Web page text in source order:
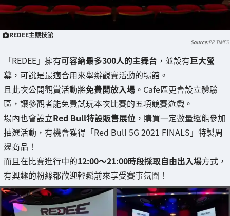
REDEE主競技館
PR TIMES
「REDEE」擁有可容納最多300人的主舞台 ，並設有巨大螢
幕 ，可說是最適合用來舉辦觀賽活動的場館。
且此次公開觀賞活動將免費開放入場 。Cafe區更會設立體驗
區，讓參觀者能免費試玩本次比賽的五項競賽遊戲。
場內也會設立Red Bull特設販售展位 ，購買一定數量還能參加
抽選活動，有機會獲得「Red Bull 5G 2021 FINALS」特製周
邊商品！
而且在比賽進行中的12:00～21:00時段採取自由出入場方式，
有興趣的粉絲都歡迎輕鬆前來享受賽事氛圍！